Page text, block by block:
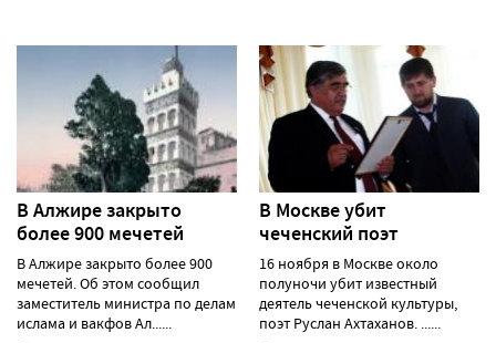
В Алжире закрыто
более 900 мечетей
В Алжире закрыто более 900
мечетей. Об этом сообщил
заместитель министра по делам
ислама и вакфов Ал......
В Москве убит
чеченский поэт
16 ноября в Москве около
полуночи убит известный
деятель чеченской культуры,
поэт Руслан Ахтаханов. ......